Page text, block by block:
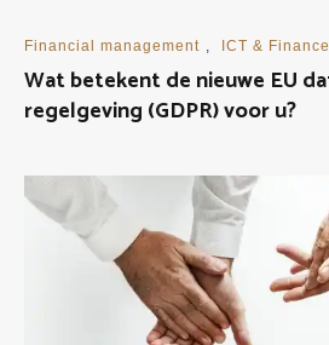
Financial management ICT & Finance
Wat betekent de nieuwe EU
regelgeving (GDPR) voor u?